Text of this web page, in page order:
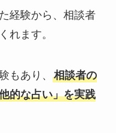
経験から、相談者
れます。
もあり、 相談者の
的な占い」を実践